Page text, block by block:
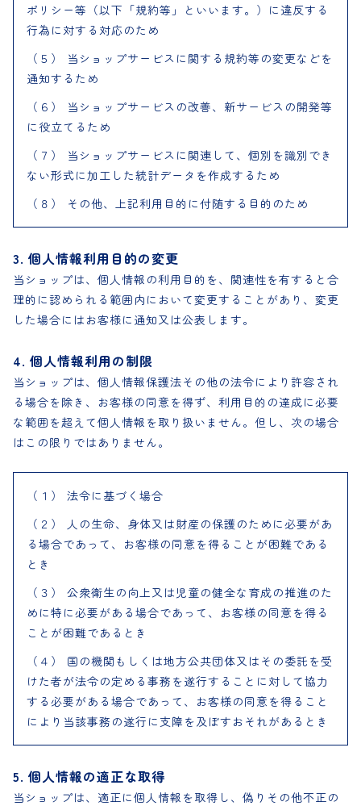
Shop Guide
お支払い方法について
よくある質問
特定商取引法に基づく表記
LINE instagramYouTube
ポリシー等（以下「規約等」といいます。）に違反する
行為に対する対応のため
（５） 当ショップサービスに関する規約等の変更などを
通知するため
（６） 当ショップサービスの改善、新サービスの開発等
に役立てるため
（７） 当ショップサービスに関連して、個別を識別でき
ない形式に加工した統計データを作成するため
（８） その他、上記利用目的に付随する目的のため
3. 個人情報利用目的の変更
当ショップは、個人情報の利用目的を、関連性を有すると合
理的に認められる範囲内において変更することがあり、変更
した場合にはお客様に通知又は公表します。
4. 個人情報利用の制限
当ショップは、個人情報保護法その他の法令により許容され
る場合を除き、お客様の同意を得ず、利用目的の達成に必要
な範囲を超えて個人情報を取り扱いません。但し、次の場合
はこの限りではありません。
（１） 法令に基づく場合
（２） 人の生命、身体又は財産の保護のために必要があ
る場合であって、お客様の同意を得ることが困難である
とき
（３） 公衆衛生の向上又は児童の健全な育成の推進のた
めに特に必要がある場合であって、お客様の同意を得る
ことが困難であるとき
（４） 国の機関もしくは地方公共団体又はその委託を受
けた者が法令の定める事務を遂行することに対して協力
する必要がある場合であって、お客様の同意を得ること
により当該事務の遂行に支障を及ぼすおそれがあるとき
5. 個人情報の適正な取得
当ショップは、適正に個人情報を取得し、偽りその他不正の